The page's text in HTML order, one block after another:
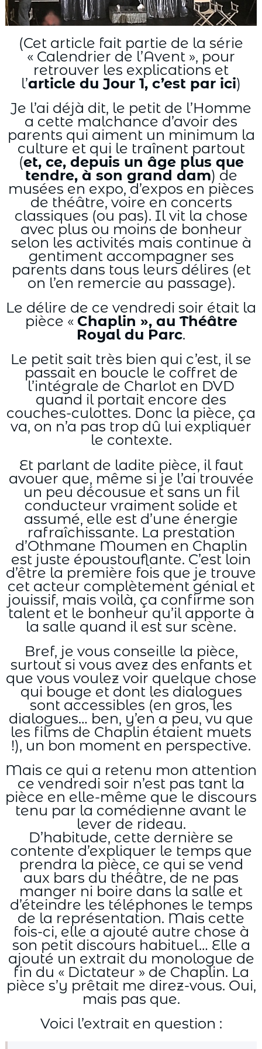
(Cet article fait partie de la série
« Calendrier de l’Avent », pour
retrouver les explications et
l’article du Jour 1, c’est par ici)
Je l’ai déjà dit, le petit de l’Homme
a cette malchance d’avoir des
parents qui aiment un minimum la
culture et qui le traînent partout
(et, ce, depuis un âge plus que
tendre, à son grand dam) de
musées en expo, d’expos en pièces
de théâtre, voire en concerts
classiques (ou pas). Il vit la chose
avec plus ou moins de bonheur
selon les activités mais continue à
gentiment accompagner ses
parents dans tous leurs délires (et
on l’en remercie au passage).
Le délire de ce vendredi soir était la
pièce « Chaplin », au Théâtre
Royal du Parc.
Le petit sait très bien qui c’est, il se
passait en boucle le coffret de
l’intégrale de Charlot en DVD
quand il portait encore des
couches-culottes. Donc la pièce, ça
va, on n’a pas trop dû lui expliquer
le contexte.
Et parlant de ladite pièce, il faut
avouer que, même si je l’ai trouvée
un peu décousue et sans un fil
conducteur vraiment solide et
assumé, elle est d’une énergie
rafraîchissante. La prestation
d’Othmane Moumen en Chaplin
est juste époustouflante. C’est loin
d’être la première fois que je trouve
cet acteur complètement génial et
jouissif, mais voilà, ça confirme son
talent et le bonheur qu’il apporte à
la salle quand il est sur scène.
Bref, je vous conseille la pièce,
surtout si vous avez des enfants et
que vous voulez voir quelque chose
qui bouge et dont les dialogues
sont accessibles (en gros, les
dialogues… ben, y’en a peu, vu que
les films de Chaplin étaient muets
!), un bon moment en perspective.
Mais ce qui a retenu mon attention
ce vendredi soir n’est pas tant la
pièce en elle-même que le discours
tenu par la comédienne avant le
lever de rideau.
D’habitude, cette dernière se
contente d’expliquer le temps que
prendra la pièce, ce qui se vend
aux bars du théâtre, de ne pas
manger ni boire dans la salle et
d’éteindre les téléphones le temps
de la représentation. Mais cette
fois-ci, elle a ajouté autre chose à
son petit discours habituel… Elle a
ajouté un extrait du monologue de
fin du « Dictateur » de Chaplin. La
pièce s’y prêtait me direz-vous. Oui,
mais pas que.
Voici l’extrait en question :